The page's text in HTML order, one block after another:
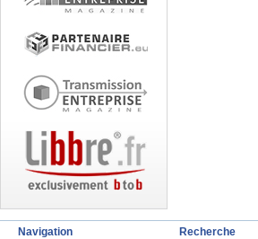
Navigation Recherche